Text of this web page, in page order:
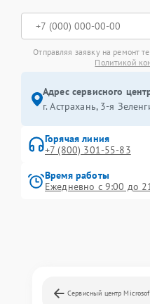
Отправляя заявку на ремонт
Политикой
Адрес сервисного
г. Астрахань, 3-я
Горячая линия
+7 (800) 301-55-83
Время работы
Ежедневно с 9:00 до
Сервисный центр